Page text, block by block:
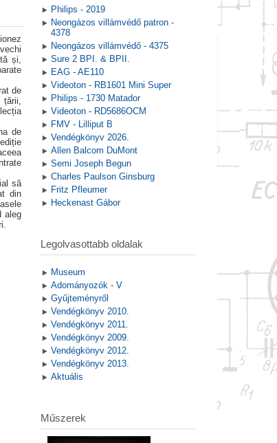
și,
de
de
să
din
aleg
Philips - 2019
Neongázos villámvédő patron -
4378
Neongázos villámvédő - 4375
Sure 2 BPI. & BPII.
EAG - AE110
Videoton - RB1601 Mini Super
Philips - 1730 Matador
Videoton - RD5686OCM
FMV - Lilliput B
Vendégkönyv 2026.
Allen Balcom DuMont
Semi Joseph Begun
Charles Paulson Ginsburg
Fritz Pfleumer
Heckenast Gábor
Legolvasottabb oldalak
Museum
Adományozók - V
Gyűjteményről
Vendégkönyv 2010.
Vendégkönyv 2011.
Vendégkönyv 2009.
Vendégkönyv 2012.
Vendégkönyv 2013.
Aktuális
Műszerek